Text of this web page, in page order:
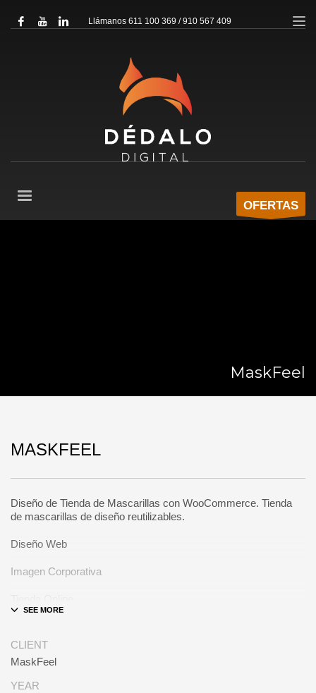
Llámanos 611 100 369 / 910 567 409
OFERTAS
MaskFeel
MASKFEEL
Diseño de Tienda de Mascarillas con WooCommerce. Tienda
de mascarillas de diseño reutilizables.
Diseño Web
Imagen Corporativa
CLIENT
MaskFeel
YEAR